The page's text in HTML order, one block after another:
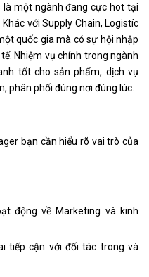
là một ngành đang cực hot tại
với Supply Chain, Logistíc
quốc gia mà có sự hội nhập
Nhiệm vụ chính trong ngành
tốt cho sản phẩm, dịch vụ
phân phối đúng nơi đúng lúc.
bạn cần hiểu rõ vai trò của
động về Marketing và kinh
tiếp cận với đối tác trong và